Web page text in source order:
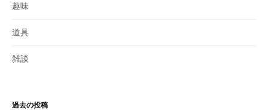
趣味
道具
雑談
過去の投稿